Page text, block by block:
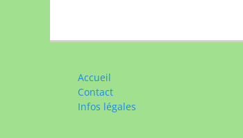
Accueil
Contact
Infos légales